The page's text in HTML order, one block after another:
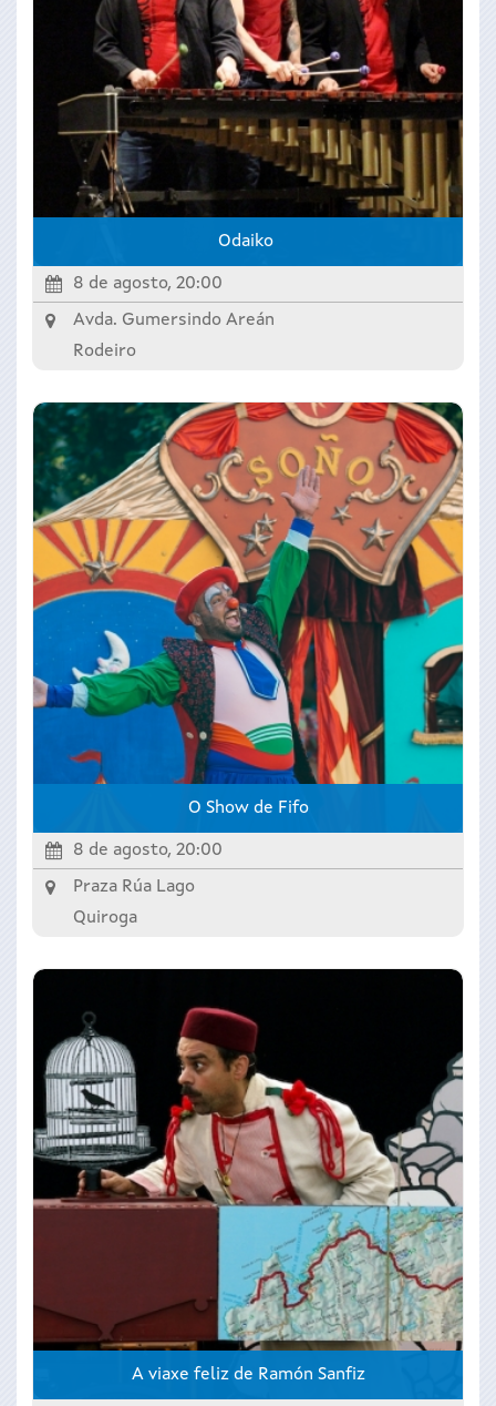
Odaiko
8 de agosto, 20:00
Avda. Gumersindo Areán
Rodeiro
O Show de Fifo
8 de agosto, 20:00
Praza Rúa Lago
Quiroga
A viaxe feliz de Ramón Sanfiz